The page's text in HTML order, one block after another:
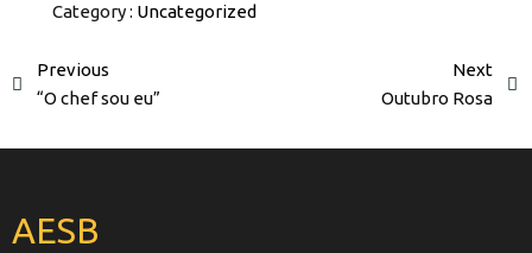
Category : Uncategorized
Previous
“O chef sou eu”
Next
Outubro Rosa
AESB